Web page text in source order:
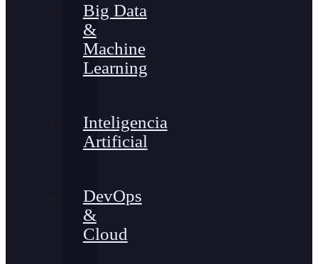
Big Data
&
Machine
Learning
Inteligencia
Artificial
DevOps
&
Cloud